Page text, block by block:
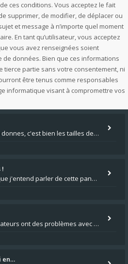
ces conditions. Vous acceptez le fait
supprimer, de modifier, de déplacer ou
et message à n’importe quel moment
En tant qu’utilisateur, vous acceptez
vous avez renseignées soient
données. Bien que ces informations
tierce partie sans votre consentement, ni
être tenus comme responsables
informatique visant à compromettre vos
Les chiffres que tu donnes, c'est bien les tailles de gicleur ? Par contre tes "-2 tours" à quoi correspondent t'ils ?
!
:surprised: première fois que j'entend parler de cette panne ,ta moto aurait été maraboutée? :pretre:
Bonjour à tous Si des utilisateurs ont des problèmes avec leur moto qui démarre plus, la mienne ne coupe plus :?: - Je
en…